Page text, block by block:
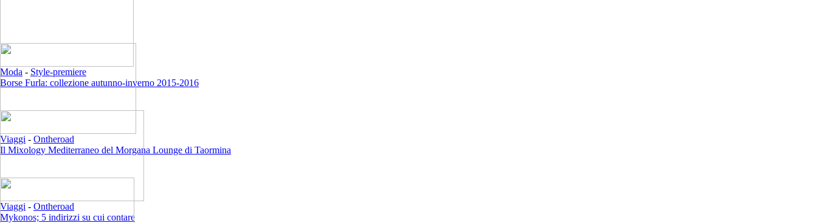
Moda - Style-premiere
Borse Furla: collezione autunno-inverno 2015-2016
Viaggi - Ontheroad
Il Mixology Mediterraneo del Morgana Lounge di Taormina
Viaggi - Ontheroad
Mykonos; 5 indirizzi su cui contare